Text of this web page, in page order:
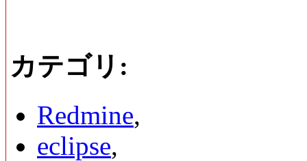
カテゴリ :
Redmine,
eclipse,